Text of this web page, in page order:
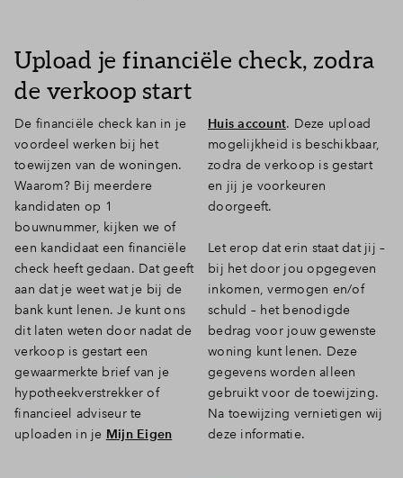
Inloggen
Upload je financiële check, zodra
de verkoop start
De financiële check kan in je
voordeel werken bij het
toewijzen van de woningen.
Waarom? Bij meerdere
kandidaten op 1
bouwnummer, kijken we of
een kandidaat een financiële
check heeft gedaan. Dat geeft
aan dat je weet wat je bij de
bank kunt lenen. Je kunt ons
dit laten weten door nadat de
verkoop is gestart een
gewaarmerkte brief van je
hypotheekverstrekker of
financieel adviseur te
uploaden in je Mijn Eigen
Huis account. Deze upload
mogelijkheid is beschikbaar,
zodra de verkoop is gestart
en jij je voorkeuren
doorgeeft.
Let erop dat erin staat dat jij –
bij het door jou opgegeven
inkomen, vermogen en/of
schuld – het benodigde
bedrag voor jouw gewenste
woning kunt lenen. Deze
gegevens worden alleen
gebruikt voor de toewijzing.
Na toewijzing vernietigen wij
deze informatie.